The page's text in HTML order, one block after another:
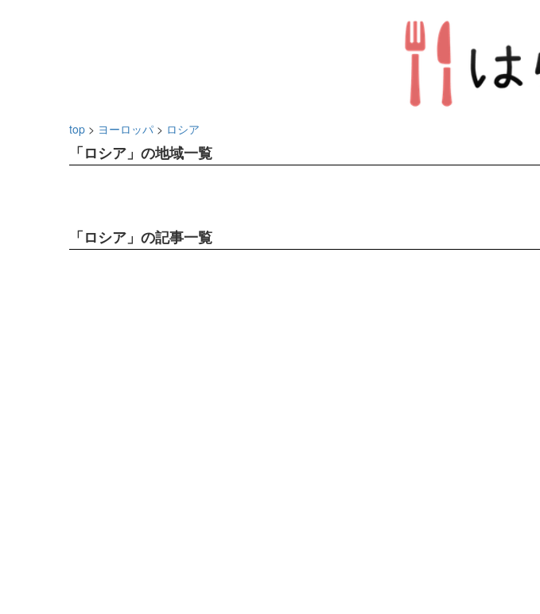
top > ヨーロッパ > ロシア
「ロシア」の地域一覧
「ロシア」の記事一覧